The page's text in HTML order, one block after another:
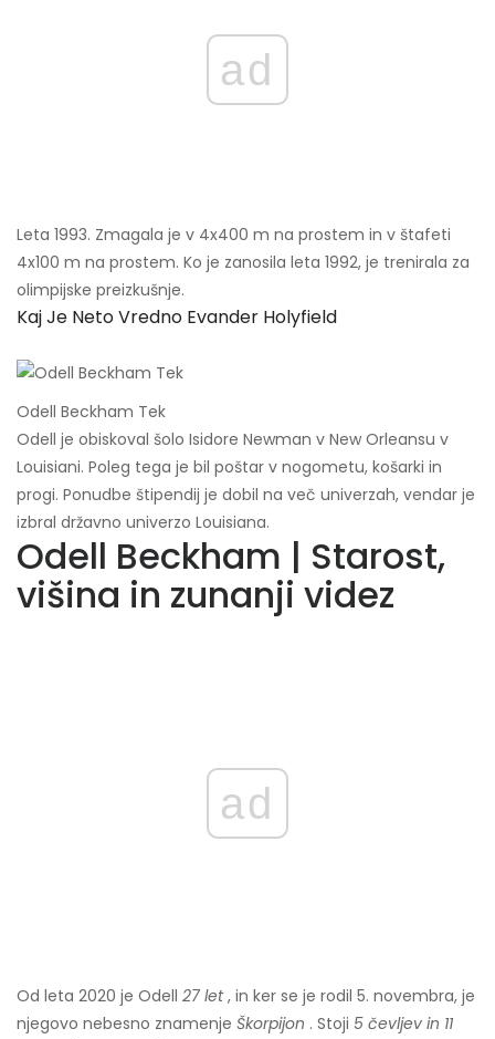
ad
Leta 1993. Zmagala je v 4x400 m na prostem in v štafeti
4x100 m na prostem. Ko je zanosila leta 1992, je trenirala za
olimpijske preizkušnje.
Kaj Je Neto Vredno Evander Holyfield
Odell Beckham Tek
Odell je obiskoval šolo Isidore Newman v New Orleansu v
Louisiani. Poleg tega je bil poštar v nogometu, košarki in
progi. Ponudbe štipendij je dobil na več univerzah, vendar je
izbral državno univerzo Louisiana.
Odell Beckham | Starost,
višina in zunanji videz
ad
Od leta 2020 je Odell 27 let, in ker se je rodil 5. novembra, je
njegovo nebesno znamenje Škorpijon . Stoji 5 čevljev in 11